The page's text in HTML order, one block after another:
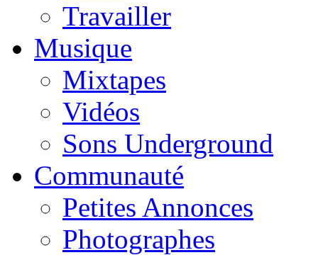
Travailler
Musique
Mixtapes
Vidéos
Sons Underground
Communauté
Petites Annonces
Photographes